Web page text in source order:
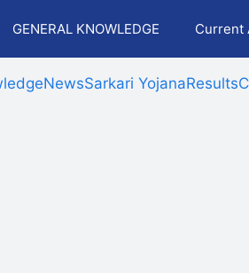
GENERAL KNOWLEDGE Current
NewsSarkari YojanaResults